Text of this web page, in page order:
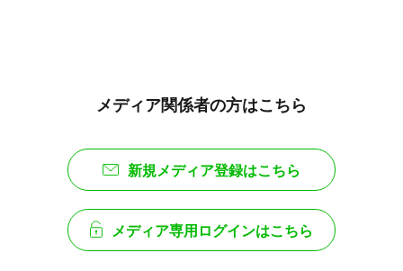
メディア関係者の方はこちら
新規メディア登録はこちら
メディア専用ログインはこちら